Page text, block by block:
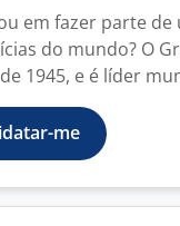
em fazer parte
do mundo? O
1945, e é líder
me